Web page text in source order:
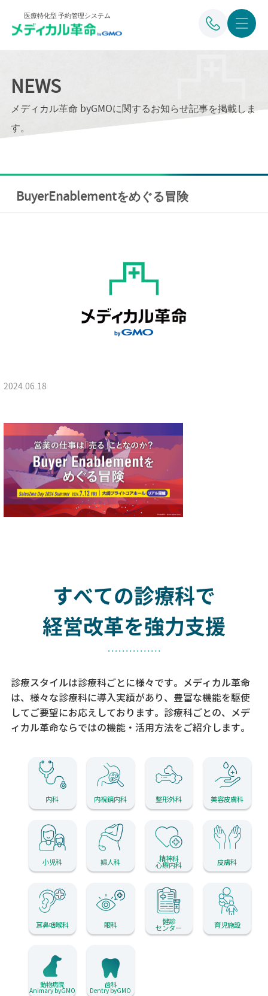
医療特化型 予約管理システム
NEWS
メディカル革命 byGMOに関するお知らせ記事を掲載しま
す。
BuyerEnablementをめぐる冒険
2024.06.18
すべての診療科で
経営改革を強力支援
診療スタイルは診療科ごとに様々です。メディカル革命
は、様々な診療科に導入実績があり、 豊富な機能を駆使
してご要望にお応えしております。 診療科ごとの、メデ
ィカル革命ならではの機能・活用方法をご紹介します。
内科 内視鏡内科 整形外科 美容皮膚科
小児科 婦人科 精神科
心療内科 皮膚科
耳鼻咽喉科 眼科 健診
センター 育児施設
動物病院
Animary byGMO
歯科
Dentry byGMO